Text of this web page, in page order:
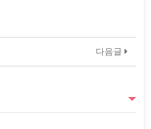
다음글